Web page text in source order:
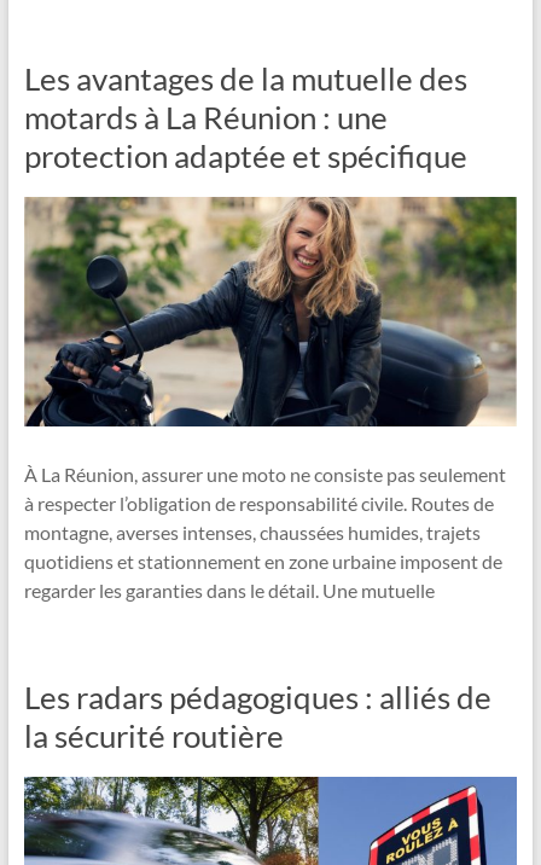
Les avantages de la mutuelle des
motards à La Réunion : une
protection adaptée et spécifique
À La Réunion, assurer une moto ne consiste pas seulement
à respecter l’obligation de responsabilité civile. Routes de
montagne, averses intenses, chaussées humides, trajets
quotidiens et stationnement en zone urbaine imposent de
regarder les garanties dans le détail. Une mutuelle
Les radars pédagogiques : alliés de
la sécurité routière